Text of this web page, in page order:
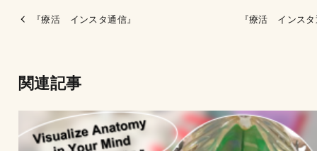
『療活 インスタ通信』 『療活 インス
関連記事